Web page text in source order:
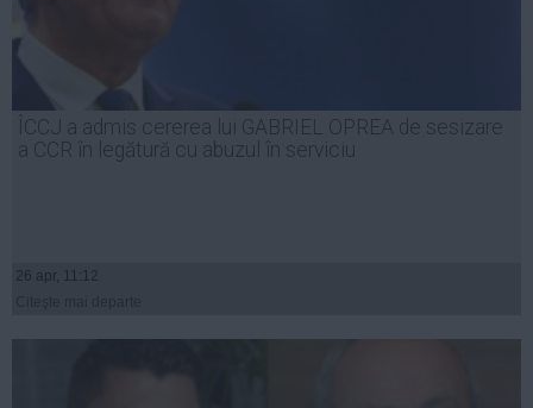
ÎCCJ a admis cererea lui GABRIEL OPREA de sesizare
a CCR în legătură cu abuzul în serviciu
26 apr, 11:12